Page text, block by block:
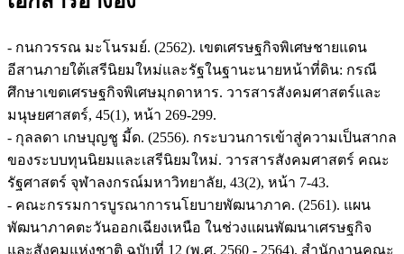
- กนกวรรณ มะโนรมย์. (2562). เขตเศรษฐกิจพิเศษชายแดน
อีสานภายใต้เสรีนิยมใหม่และรัฐในฐานะนายหน้าที่ดิน: กรณี
ศึกษาเขตเศรษฐกิจพิเศษมุกดาหาร. วารสารสังคมศาสตร์และ
มนุษยศาสตร์, 45(1), หน้า 269-299.
- กุลลดา เกษบุญชู มี้ด. (2556). กระบวนการเข้าสู่ความเป็นสากล
ของระบบทุนนิยมและเสรีนิยมใหม่. วารสารสังคมศาสตร์ คณะ
รัฐศาสตร์ จุฬาลงกรณ์มหาวิทยาลัย, 43(2), หน้า 7-43.
- คณะกรรมการบูรณาการนโยบายพัฒนาภาค. (2561). แผน
พัฒนาภาคตะวันออกเฉียงเหนือ ในช่วงแผนพัฒนาเศรษฐกิจ
และสังคมแห่งชาติ ฉบับที่ 12 (พ.ศ. 2560 - 2564). สำนักงานคณะ